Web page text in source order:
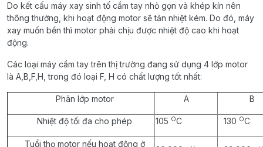
Do kết cấu máy xay sinh tố cầm tay nhỏ gọn và khép kín nên
thông thường, khi hoạt động motor sẽ tản nhiệt kém. Do đó, máy
xay muốn bền thì motor phải chịu được nhiệt độ cao khi hoạt
động.
Các loại máy cầm tay trên thị trường đang sử dụng 4 lớp motor
là A,B,F,H, trong đó loại F, H có chất lượng tốt nhất:
Phân lớp motor A B
Nhiệt độ tối đa cho phép 105 OC 130 OC
Tuổi thọ motor nếu hoạt động ở